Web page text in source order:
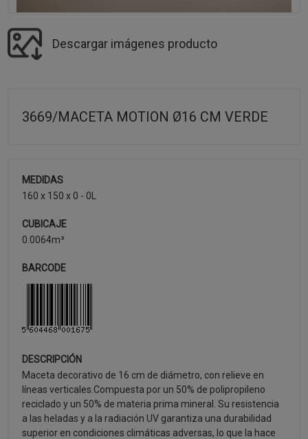
Descargar imágenes producto
3669/MACETA MOTION Ø16 CM VERDE
MEDIDAS
160 x 150 x 0 - 0L
CUBICAJE
0.0064m³
BARCODE
DESCRIPCIÓN
Maceta decorativo de 16 cm de diámetro, con relieve en
líneas verticales.Compuesta por un 50% de polipropileno
reciclado y un 50% de materia prima mineral. Su resistencia
a las heladas y a la radiación UV garantiza una durabilidad
superior en condiciones climáticas adversas, lo que la hace